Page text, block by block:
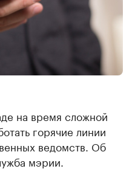
на время сложной
горячие линии
ведомств. Об
мэрии.